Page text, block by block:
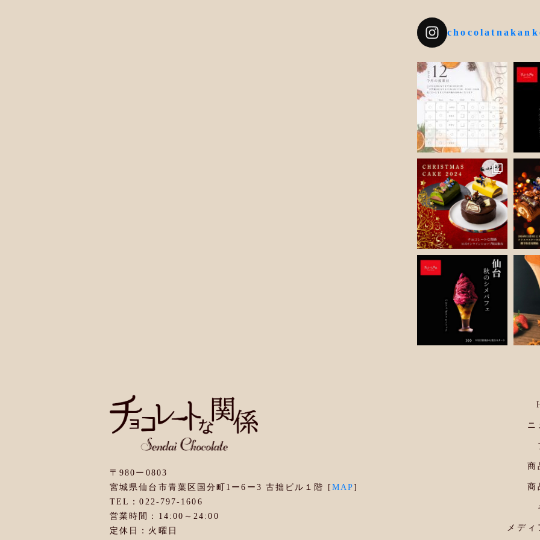
〒980ー0803
宮城県仙台市青葉区国分町1ー6ー3 古拙ビル１階 [ MAP]
TEL：022-797-1606
営業時間：14:00～24:00
定休日：火曜日
ニ
商
商
メディ